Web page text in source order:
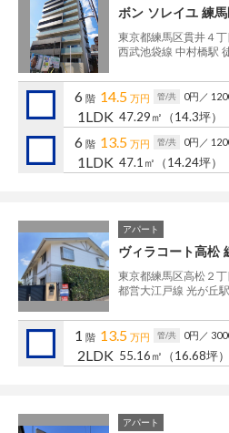
ボン ソレイユ 練
東京都練馬区貫井４
西武池袋線 中村橋駅
6 階 14.5 万円 管/共 0円 ／
1LDK 47.29㎡ （14.3坪）
6 階 13.5 万円 管/共 0円 ／
1LDK 47.1㎡ （14.24坪）
アパート
ヴィラコート高松
東京都練馬区高松２
都営大江戸線 光が丘
1 階 13.5 万円 管/共 0円 ／
2LDK 55.16㎡ （16.68坪）
アパート